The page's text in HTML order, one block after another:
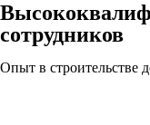
сотрудников
Опыт в строительстве